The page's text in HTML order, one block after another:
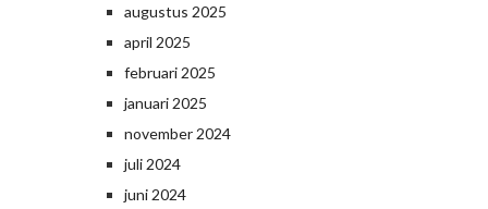
augustus 2025
april 2025
februari 2025
januari 2025
november 2024
juli 2024
juni 2024